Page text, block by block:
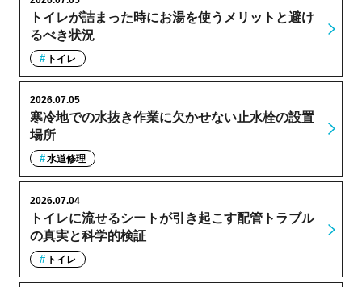
トイレが詰まった時にお湯を使うメリットと避け
るべき状況
トイレ
寒冷地での水抜き作業に欠かせない止水栓の設置
場所
2026.07.05
水道修理
トイレに流せるシートが引き起こす配管トラブル
の真実と科学的検証
2026.07.04
トイレ